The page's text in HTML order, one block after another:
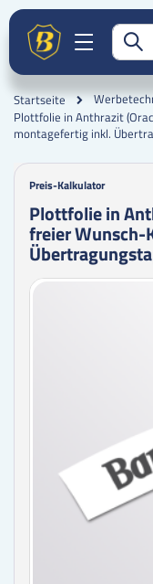
Startseite
Plottfolie in Anthrazit
montagefertig inkl.
Preis-Kalkulator
Plottfolie in
freier
Zum
Zum